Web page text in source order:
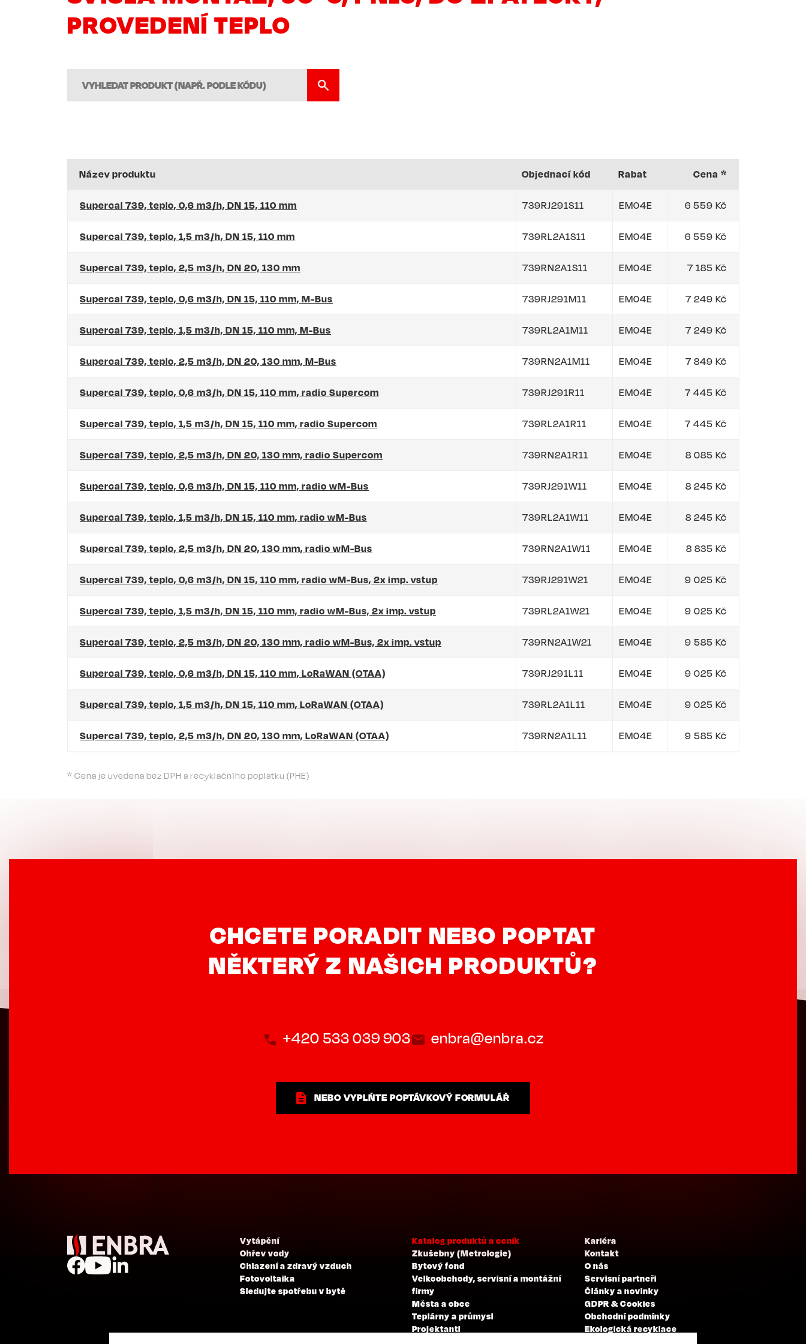
PROVEDENÍ TEPLO
Název produktu Objednací kód Rabat Cena *
Supercal 739, teplo, 0,6 m3/h, DN 15, 110 mm 739RJ291S11 EM04E 6 559 Kč
Supercal 739, teplo, 1,5 m3/h, DN 15, 110 mm 739RL2A1S11 EM04E 6 559 Kč
Supercal 739, teplo, 2,5 m3/h, DN 20, 130 mm 739RN2A1S11 EM04E 7 185 Kč
Supercal 739, teplo, 0,6 m3/h, DN 15, 110 mm, M-Bus 739RJ291M11 EM04E 7 249 Kč
Supercal 739, teplo, 1,5 m3/h, DN 15, 110 mm, M-Bus 739RL2A1M11 EM04E 7 249 Kč
Supercal 739, teplo, 2,5 m3/h, DN 20, 130 mm, M-Bus 739RN2A1M11 EM04E 7 849 Kč
Supercal 739, teplo, 0,6 m3/h, DN 15, 110 mm, radio Supercom 739RJ291R11 EM04E 7 445 Kč
Supercal 739, teplo, 1,5 m3/h, DN 15, 110 mm, radio Supercom 739RL2A1R11 EM04E 7 445 Kč
Supercal 739, teplo, 2,5 m3/h, DN 20, 130 mm, radio Supercom 739RN2A1R11 EM04E 8 085 Kč
Supercal 739, teplo, 0,6 m3/h, DN 15, 110 mm, radio wM-Bus 739RJ291W11 EM04E 8 245 Kč
Supercal 739, teplo, 1,5 m3/h, DN 15, 110 mm, radio wM-Bus 739RL2A1W11 EM04E 8 245 Kč
Supercal 739, teplo, 2,5 m3/h, DN 20, 130 mm, radio wM-Bus 739RN2A1W11 EM04E 8 835 Kč
Supercal 739, teplo, 0,6 m3/h, DN 15, 110 mm, radio wM-Bus, 2x imp. vstup 739RJ291W21 EM04E 9 025 Kč
Supercal 739, teplo, 1,5 m3/h, DN 15, 110 mm, radio wM-Bus, 2x imp. vstup 739RL2A1W21 EM04E 9 025 Kč
Supercal 739, teplo, 2,5 m3/h, DN 20, 130 mm, radio wM-Bus, 2x imp. vstup 739RN2A1W21 EM04E 9 585 Kč
Supercal 739, teplo, 0,6 m3/h, DN 15, 110 mm, LoRaWAN (OTAA) 739RJ291L11 EM04E 9 025 Kč
Supercal 739, teplo, 1,5 m3/h, DN 15, 110 mm, LoRaWAN (OTAA) 739RL2A1L11 EM04E 9 025 Kč
Supercal 739, teplo, 2,5 m3/h, DN 20, 130 mm, LoRaWAN (OTAA) 739RN2A1L11 EM04E 9 585 Kč
* Cena je uvedena bez DPH a recyklačního poplatku (PHE)
CHCETE PORADIT NEBO POPTAT
NĚKTERÝ Z NAŠICH PRODUKTŮ?
+420 533 039 903 enbra@enbra.cz
NEBO VYPLŇTE POPTÁVKOVÝ FORMULÁŘ
Vytápění
Ohřev vody
Chlazení a zdravý vzduch
Fotovoltaika
Sledujte spotřebu v bytě
Katalog produktů a ceník
Zkušebny (Metrologie)
Bytový fond
Velkoobchody, servisní a montážní
firmy
Města a obce
Teplárny a průmysl
Projektanti
Kariéra
Kontakt
O nás
Servisní partneři
Články a novinky
GDPR & Cookies
Obchodní podmínky
Ekologická recyklace